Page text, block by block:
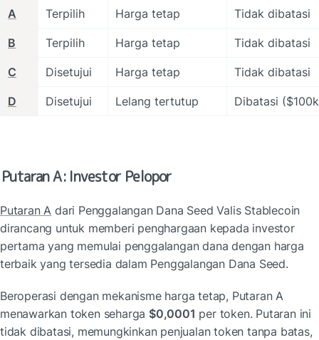
A Terpilih Harga tetap Tidak dibatasi
B Terpilih Harga tetap Tidak dibatasi
C Disetujui Harga tetap Tidak dibatasi
D Disetujui Lelang tertutup Dibatasi
Putaran A: Investor Pelopor
Putaran A dari Penggalangan Dana Seed Valis Stablecoin
dirancang untuk memberi penghargaan kepada investor
pertama yang memulai penggalangan dana dengan harga
terbaik yang tersedia dalam Penggalangan Dana Seed.
Beroperasi dengan mekanisme harga tetap, Putaran A
menawarkan token seharga $0,0001 per token. Putaran ini
tidak dibatasi, memungkinkan penjualan token tanpa batas,